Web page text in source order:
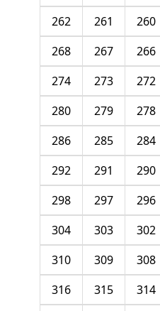
260
261
262
266
267
268
272
273
274
278
279
280
284
285
286
290
291
292
296
297
298
302
303
304
308
309
310
314
315
316